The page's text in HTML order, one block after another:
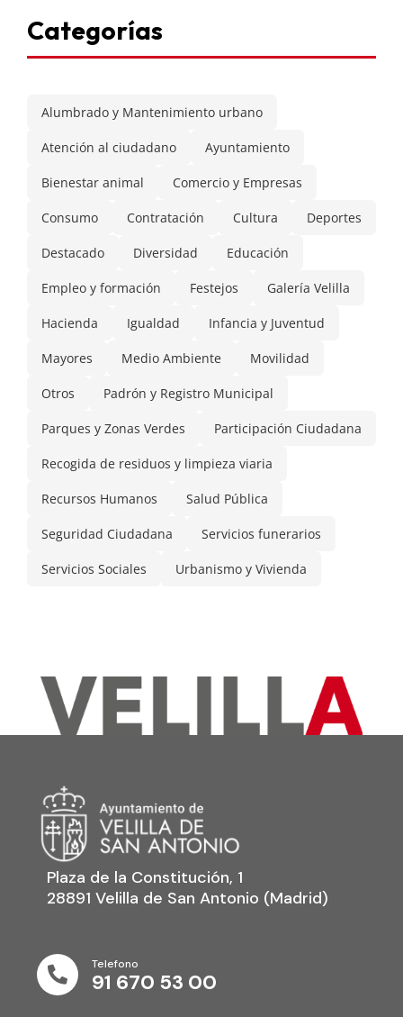
Categorías
Alumbrado y Mantenimiento urbano
Atención al ciudadano Ayuntamiento
Bienestar animal Comercio y Empresas
Consumo Contratación Cultura Deportes
Destacado Diversidad Educación
Empleo y formación Festejos Galería Velilla
Hacienda Igualdad Infancia y Juventud
Mayores Medio Ambiente Movilidad
Otros Padrón y Registro Municipal
Parques y Zonas Verdes Participación Ciudadana
Recogida de residuos y limpieza viaria
Recursos Humanos Salud Pública
Seguridad Ciudadana Servicios funerarios
Servicios Sociales Urbanismo y Vivienda
Plaza de la Constitución, 1
28891 Velilla de San Antonio (Madrid)

Telefono
91 670 53 00